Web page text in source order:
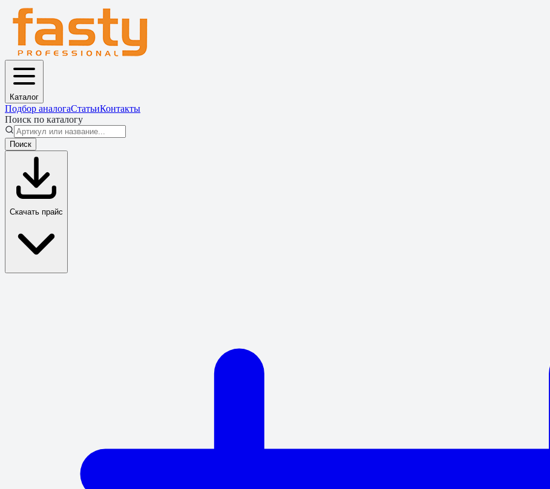
Каталог
Подбор аналогаСтатьиКонтакты
Поиск по каталогу
Поиск
Скачать прайс